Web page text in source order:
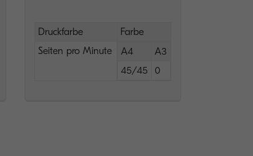
Druckfarbe
Farbe
Seiten pro Minute
A4
A3
45/45
0